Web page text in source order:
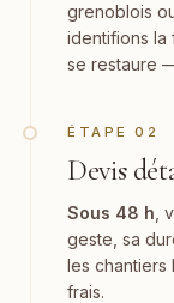
grenoblois
identifions la
se restaure
ÉTAPE 02
Devis
Sous 48 h ,
geste, sa
les chantiers
frais.